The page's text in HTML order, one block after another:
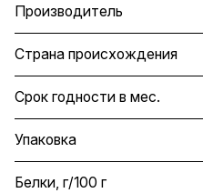
Производитель
Страна происхождения
Срок годности в мес.
Упаковка
Белки, г/100 г